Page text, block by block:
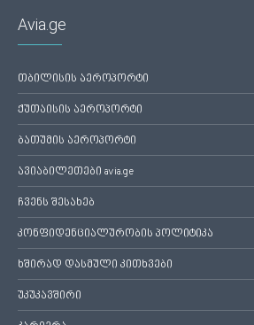
Avia.ge
თბილისის აეროპორტი
ქუთაისის აეროპორტი
ბათუმის აეროპორტი
ავიაბილეთები avia.ge
ჩვენს შესახებ
კონფიდენციალურობის პოლიტიკა
ხშირად დასმული კითხვები
უკუკავშირი